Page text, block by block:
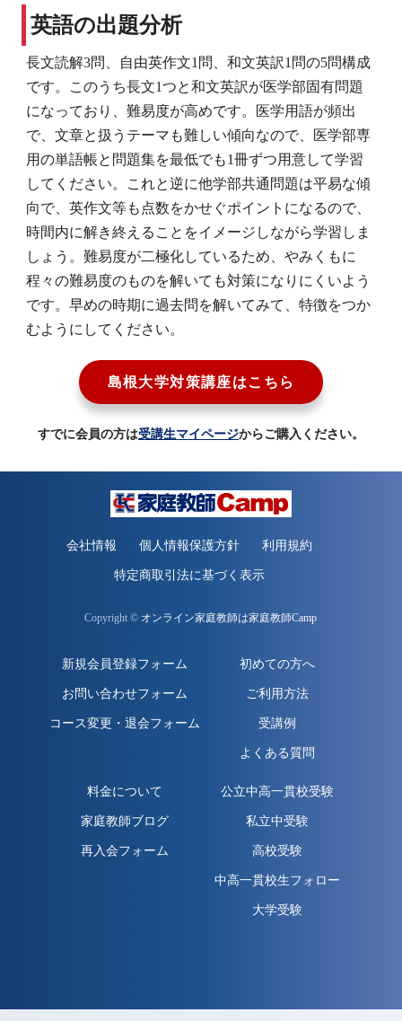
英語の出題分析
長文読解3問、自由英作文1問、和文英訳1問の5問構成
です。このうち長文1つと和文英訳が医学部固有問題
になっており、難易度が高めです。医学用語が頻出
で、文章と扱うテーマも難しい傾向なので、医学部専
用の単語帳と問題集を最低でも1冊ずつ用意して学習
してください。これと逆に他学部共通問題は平易な傾
向で、英作文等も点数をかせぐポイントになるので、
時間内に解き終えることをイメージしながら学習しま
しょう。難易度が二極化しているため、やみくもに
程々の難易度のものを解いても対策になりにくいよう
です。早めの時期に過去問を解いてみて、特徴をつか
むようにしてください。
島根大学対策講座はこちら
すでに会員の方は受講生マイページからご購入ください。
会社情報 個人情報保護方針 利用規約
特定商取引法に基づく表示
Copyright © オンライン家庭教師は家庭教師Camp
新規会員登録フォーム
お問い合わせフォーム
コース変更・退会フォーム
初めての方へ
ご利用方法
受講例
よくある質問
料金について
家庭教師ブログ
再入会フォーム
公立中高一貫校受験
私立中受験
高校受験
中高一貫校生フォロー
大学受験